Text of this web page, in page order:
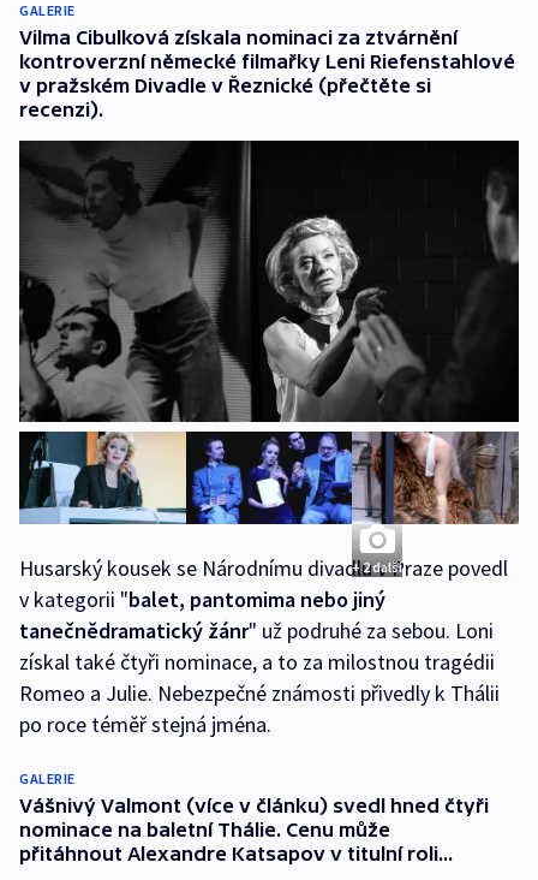
GALERIE
Vilma Cibulková získala nominaci za ztvárnění
kontroverzní německé filmařky Leni Riefenstahlové
v pražském Divadle v Řeznické (přečtěte si
recenzi).
+ 2 další
Husarský kousek se Národnímu divadlu v Praze povedl
v kategorii "balet, pantomima nebo jiný
tanečnědramatický žánr" už podruhé za sebou. Loni
získal také čtyři nominace, a to za milostnou tragédii
Romeo a Julie. Nebezpečné známosti přivedly k Thálii
po roce téměř stejná jména.
GALERIE
Vášnivý Valmont (více v článku) svedl hned čtyři
nominace na baletní Thálie. Cenu může
přitáhnout Alexandre Katsapov v titulní roli...